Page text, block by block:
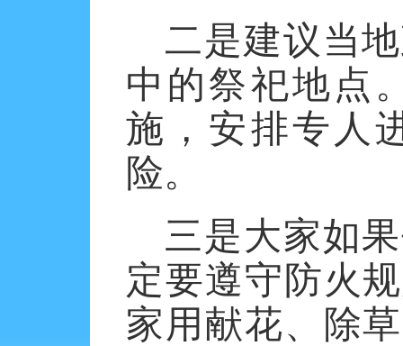
二是建议当
中的祭祀地点
施，安排专人
险。
三是大家如
定要遵守防火
家用献花、除